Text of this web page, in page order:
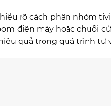
rõ cách phân nhóm
điện máy hoặc chuỗi
quả trong quá trình tư